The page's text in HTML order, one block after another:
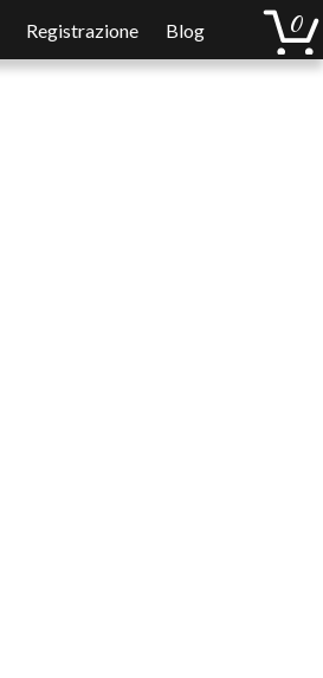
Registrazione Blog